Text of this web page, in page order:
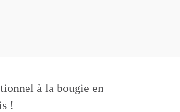
à la bougie en
!